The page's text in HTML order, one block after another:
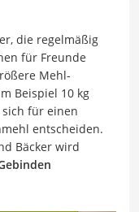
die regelmäßig
für Freunde
Mehl-
Beispiel 10 kg
für einen
entscheiden.
Bäcker wird